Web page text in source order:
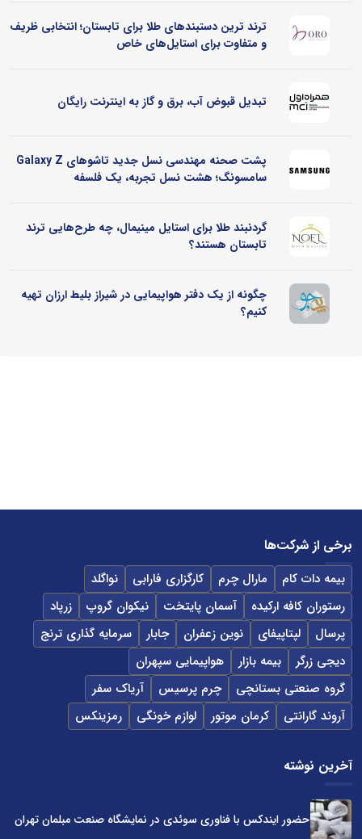
ترند ترین دستبندهای طلا برای تابستان؛ انتخابی ظریف
و متفاوت برای استایل‌های خاص
تبدیل قبوض آب، برق و گاز به اینترنت رایگان
پشت صحنه مهندسی نسل جدید تاشوهای Galaxy Z
سامسونگ؛ هشت نسل تجربه، یک فلسفه
گردنبند طلا برای استایل مینیمال، چه طرح‌هایی ترند
تابستان هستند؟
چگونه از یک دفتر هواپیمایی در شیراز بلیط ارزان تهیه
کنیم؟
برخی از شرکت‌ها
بیمه دات کام مارال چرم کارگزاری فارابی
نواگلد
رستوران کافه ارکیده
آسمان پایتخت نیکوان گروپ
زرپاد
پرسال
لپتاپیفای نوین زعفران جابار
سرمایه گذاری ترنج
دیجی زرگر
بیمه بازار
هواپیمایی سپهران
گروه صنعتی بستانچی
چرم پرسیس
آریاک سفر
آروند گارانتی
کرمان موتور لوازم خونگی رمزینکس
آخرین نوشته
حضور ایندکس با فناوری سوئدی در نمایشگاه صنعت مبلمان تهران